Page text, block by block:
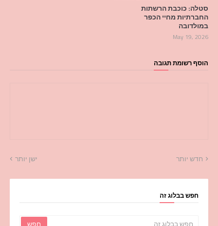
סטלה: כוכבת הרשתות
החברתיות מחיי הכפר
במולדובה
May 19, 2026
הוסף רשומת תגובה
חדש יותר ישן יותר
חפש בבלוג זה